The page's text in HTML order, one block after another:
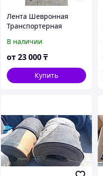
Лента Шевронная
Транспортерная
В наличии
от 23 000 ₸
Купить